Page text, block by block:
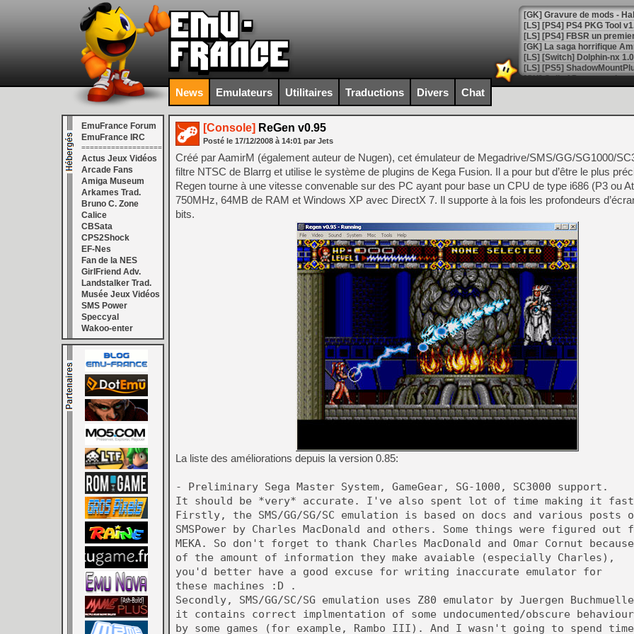
[GK] La saga horrifique
[GK] Le portage de Super
[Mo5] Le jeu de course
[GK] Guillermo del Toro
[GK] Mistfall Hunter : déjà
[GK] Wo Long 2 évolue
[GK] Crossfire : un TPS à
[LS] [PS5] Premiers
[Mo5] DOOM arrive en
[GK] Bethesda fête les 30
[GK] Roblox : l'action en
[GK] Agenda - GeForce
[GK] Devolver Digital en a
[LS] [PS5] ps5-y2jb-
[GK] Pourquoi Marvel
[GK] Test : Restory : Chill
[GK] GTA 6 : Rockstar
[GK] Hot Wheels Infinite
[GK] Mémoire cash -
[GK] Résultats Nintendo :
[GK] Déjà des
[Mo5] Brickboy cherche à
[GK] Minecraft et ses «
[GK] Beast of
[GK] Ubisoft : fin de partie
News Emulateurs Utilitaires Traductions Divers Chat
EmuFrance Forum
EmuFrance IRC
===================
Actus Jeux Vidéos
Arcade Fans
Amiga Museum
Arkames Trad.
Bruno C. Zone
Calice
CBSata
CPS2Shock
EF-Nes
Fan de la NES
GirlFriend Adv.
Landstalker Trad.
Musée Jeux Vidéos
SMS Power
Speccyal
Wakoo-enter
[Console] ReGen v0.95
Posté le 17/12/2008 à 14:01 par Jets
Créé par AamirM (également auteur de Nugen), cet émulateur de Megadrive/SMS/GG/SG1000/
filtre NTSC de Blarrg et utilise le système de plugins de Kega Fusion. Il a pour but d’être le plus
Regen tourne à une vitesse convenable sur des PC ayant pour base un CPU de type i686 (P3 ou
750MHz, 64MB de RAM et Windows XP avec DirectX 7. Il supporte à la fois les profondeurs
bits.
La liste des améliorations depuis la version 0.85:
- Preliminary Sega Master System, GameGear, SG-1000, SC3000 support.
It should be *very* accurate. I've also spent lot of time making it
Firstly, the SMS/GG/SG/SC emulation is based on docs and various posts
SMSPower by Charles MacDonald and others. Some things were figured out
MEKA. So don't forget to thank Charles MacDonald and Omar Cornut
of the amount of information they make avaiable (especially Charles),
you'd better have a good excuse for writing inaccurate emulator for
these machines :D .
Secondly, SMS/GG/SC/SG emulation uses Z80 emulator by Juergen
it contains correct implmentation of some undocumented/obscure behaviour
by some games (for example, Rambo III). And I wasn't going to spend time